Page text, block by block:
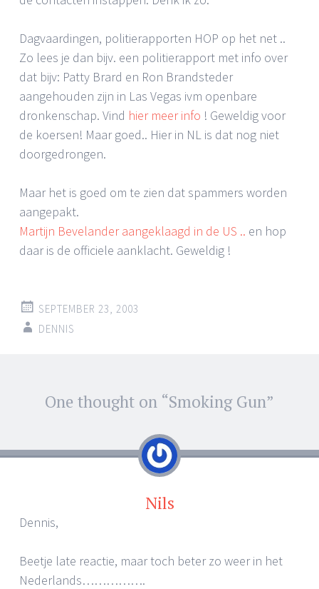
Dagvaardingen, politierapporten HOP op het net ..
Zo lees je dan bijv. een politierapport met info over
dat bijv: Patty Brard en Ron Brandsteder
aangehouden zijn in Las Vegas ivm openbare
dronkenschap. Vind hier meer info ! Geweldig voor
de koersen! Maar goed.. Hier in NL is dat nog niet
doorgedrongen.
Maar het is goed om te zien dat spammers worden
aangepakt.
Martijn Bevelander aangeklaagd in de US .. en hop
daar is de officiele aanklacht. Geweldig !
SEPTEMBER 23, 2003
DENNIS
Post
navigation
One thought on “Smoking Gun”
Nils
Dennis,
Beetje late reactie, maar toch beter zo weer in het
Nederlands…………….